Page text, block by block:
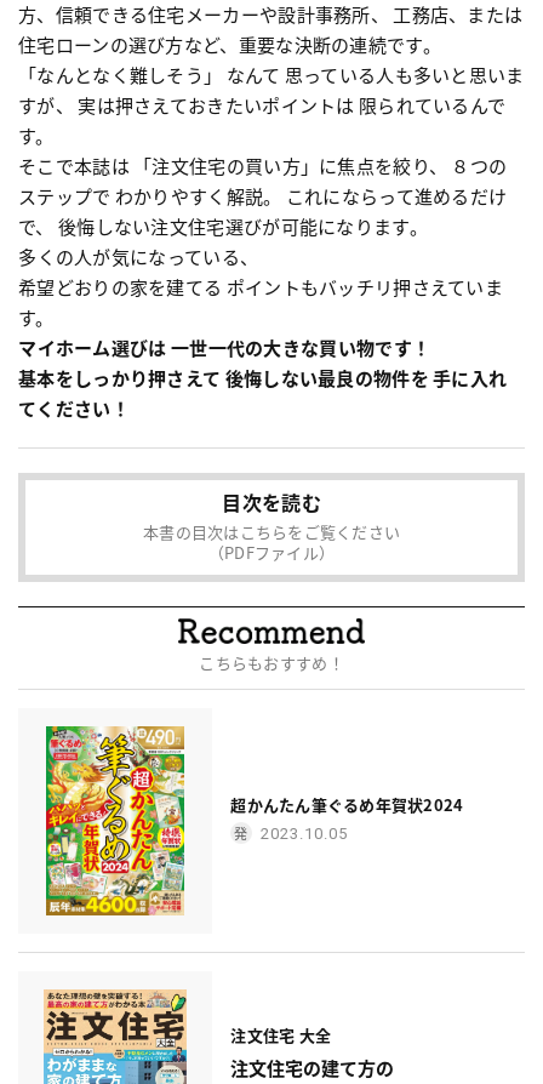
方、信頼できる住宅メーカーや設計事務所、 工務店、または
住宅ローンの選び方など、重要な決断の連続です。
「なんとなく難しそう」 なんて 思っている人も多いと思いま
すが、 実は押さえておきたいポイントは 限られているんで
す。
そこで本誌は 「注文住宅の買い方」に焦点を絞り、 ８つの
ステップで わかりやすく解説。 これにならって進めるだけ
で、 後悔しない注文住宅選びが可能になります。
多くの人が気になっている、
希望どおりの家を建てる ポイントもバッチリ押さえていま
す。
マイホーム選びは 一世一代の大きな買い物です！
基本をしっかり押さえて 後悔しない最良の物件を 手に入れ
てください！
目次を読む
本書の目次はこちらをご覧ください
（PDFファイル）
こちらもおすすめ！
超かんたん筆ぐるめ年賀状2024
2023.10.05
注文住宅 大全
注文住宅の建て方の